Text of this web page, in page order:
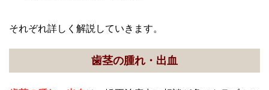
それぞれ詳しく解説していきます。
歯茎の腫れ・出血